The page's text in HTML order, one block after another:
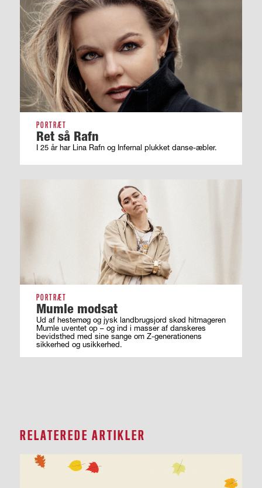
PORTRÆT
Ret så Rafn
I 25 år har Lina Rafn og Infernal plukket danse-æbler.
PORTRÆT
Mumle modsat
Ud af hestemøg og jysk landbrugsjord skød hitmageren
Mumle uventet op – og ind i masser af ­danskeres
bevidsthed med sine sange om ­Z-generationens
sikkerhed og usikkerhed.
RELATEREDE ARTIKLER